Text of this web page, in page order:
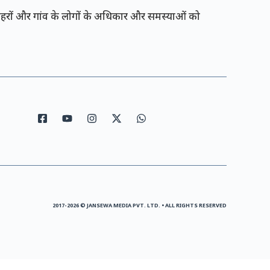
और गांव के लोगों के अधिकार और समस्याओं को
2017-2026 © JANSEWA MEDIA PVT. LTD. • ALL RIGHTS RESERVED